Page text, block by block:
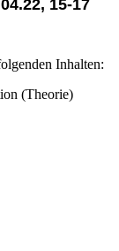
15-17
Inhalten:
(Theorie)